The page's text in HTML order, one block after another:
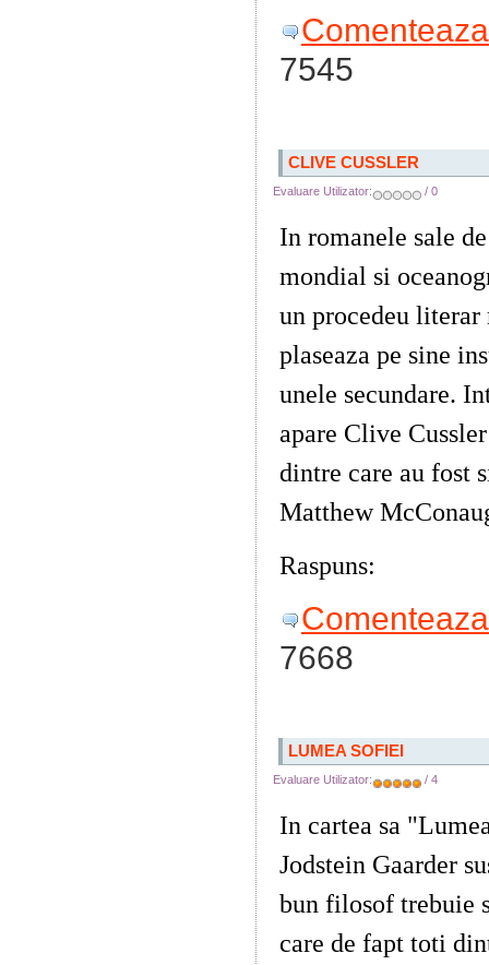
7545
CLIVE CUSSLER
Evaluare Utilizator: / 0
In romanele sale
mondial si
un procedeu
plaseaza pe sine
unele secundare.
apare Clive
dintre care au fost
Matthew
Raspuns:
7668
LUMEA SOFIEI
Evaluare Utilizator: / 4
In cartea sa
Jodstein Gaarder
bun filosof trebuie
care de fapt toti